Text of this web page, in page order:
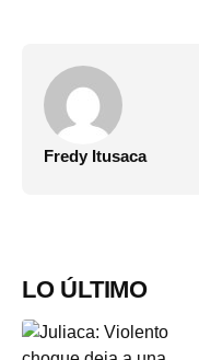
Fredy Itusaca
LO ÚLTIMO